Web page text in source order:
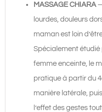
MASSAGE CHIARA
lourdes, douleurs
maman est loin
Spécialement étudié
femme enceinte, le
pratique à partir du
manière latérale,
l’effet des gestes